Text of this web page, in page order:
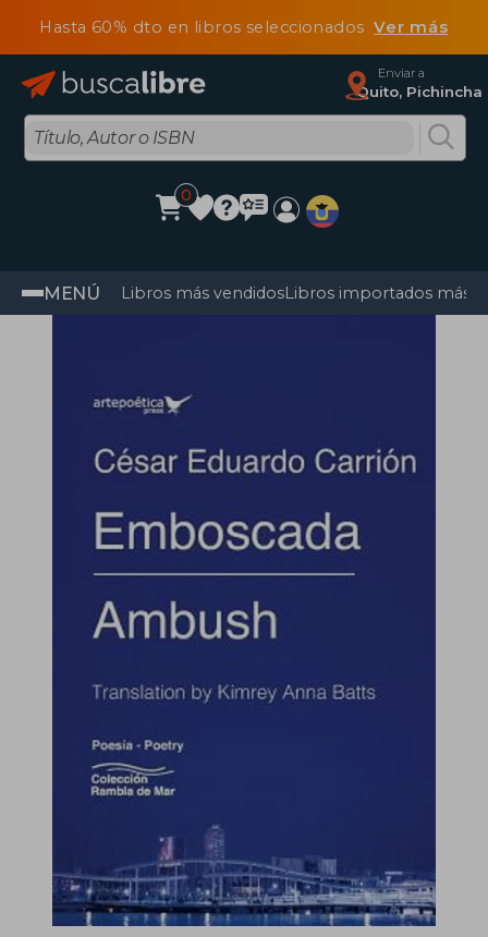
Hasta 60% dto en libros seleccionadosVer más
Enviar a
Quito, Pichincha
0
MENÚ Libros más vendidosLibros importados más